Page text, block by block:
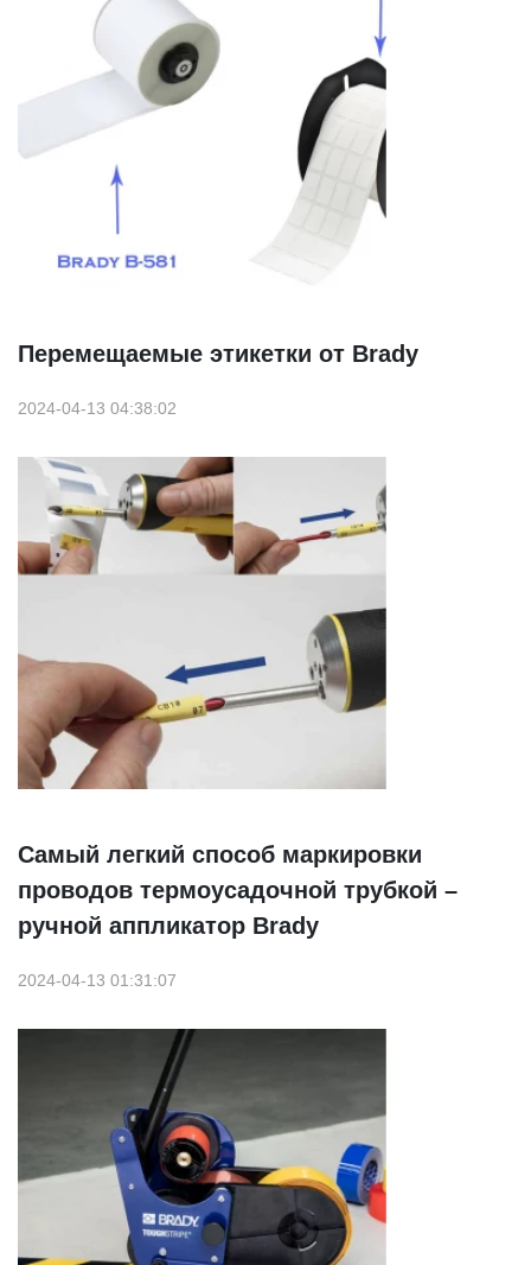
Перемещаемые этикетки от Brady
2024-04-13 04:38:02
Самый легкий способ маркировки
проводов термоусадочной трубкой –
ручной аппликатор Brady
2024-04-13 01:31:07